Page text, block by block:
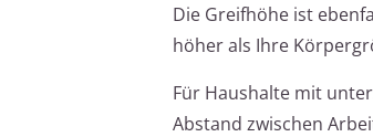
Die Greifhöhe ist
höher als Ihre
Für Haushalte mit
Abstand zwischen